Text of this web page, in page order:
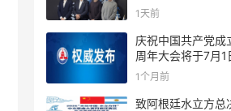
足协赞助商招待会！
1天前
庆祝中国共产党成
周年大会将于7月1
举行
1个月前
致阿根廷水立方总